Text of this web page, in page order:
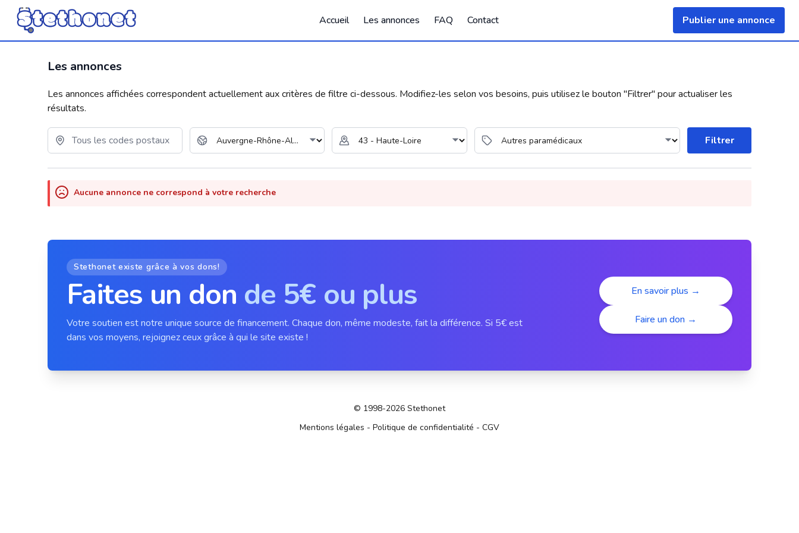
Publier une annonce
Accueil Les annonces FAQ Contact
Les annonces
Les annonces affichées correspondent actuellement aux critères de filtre ci-dessous. Modifiez-les selon vos besoins, puis utilisez le bouton "Filtrer" pour actualiser les
résultats.
Filtrer
Aucune annonce ne correspond à votre recherche
Stethonet existe grâce à vos dons!
Faites un don de 5€ ou plus
Votre soutien est notre unique source de financement. Chaque don, même modeste, fait la différence. Si 5€ est
dans vos moyens, rejoignez ceux grâce à qui le site existe !
En savoir plus →
Faire un don →
© 1998-2026 Stethonet
Mentions légales - Politique de confidentialité - CGV